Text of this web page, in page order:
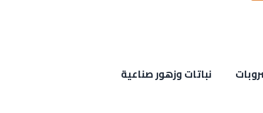
نباتات وزهور صناعية